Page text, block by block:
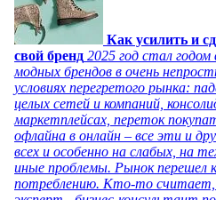
Как усилить и
свой бренд 2025 год стал
модных брендов в очень
условиях перегретого рынка:
целых сетей и компаний,
маркетплейсах, переток
офлайна в онлайн – все эти и
всех и особенно на слабых, на
иные проблемы. Рынок перешел
потреблению. Кто-то